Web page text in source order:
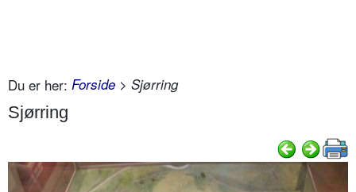
Du er her: Forside > Sjørring
Sjørring